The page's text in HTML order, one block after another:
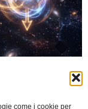
come i cookie per
0
che sembrano ignorare